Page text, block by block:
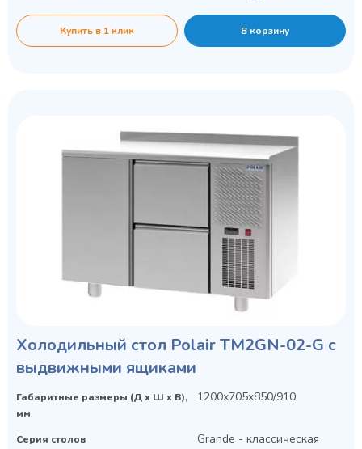
Купить в 1 клик В корзину
Холодильный стол Polair TM2GN-02-G с
выдвижными ящиками
Габаритные размеры (Д х Ш х В),
мм
1200x705x850/910
Серия столов
Grande - классическая